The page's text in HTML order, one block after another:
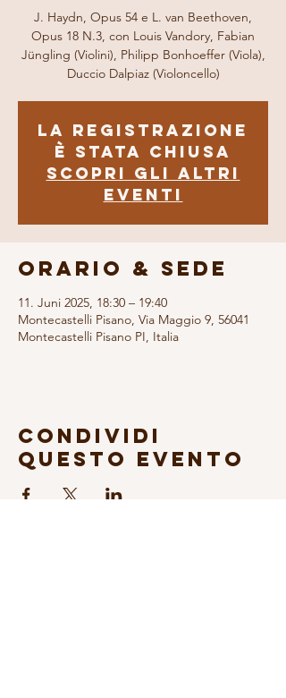
J. Haydn, Opus 54 e L. van Beethoven,
Opus 18 N.3, con Louis Vandory, Fabian
Jüngling (Violini), Philipp Bonhoeffer (Viola),
Duccio Dalpiaz (Violoncello)
La registrazione
è stata chiusa
Scopri gli altri
eventi
Orario & Sede
11. Juni 2025, 18:30 – 19:40
Montecastelli Pisano, Via Maggio 9, 56041
Montecastelli Pisano PI, Italia
Condividi
questo evento